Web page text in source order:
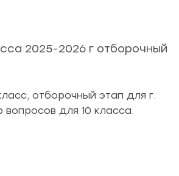
2025-2026 г отборочный
отборочный этап для г.
вопросов для 10 класса.